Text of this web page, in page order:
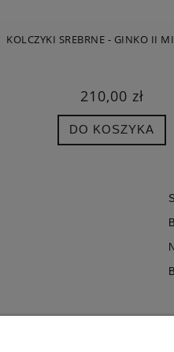
KOLCZYKI SREBRNE - GINKO II
210,00 zł
DO KOSZYKA